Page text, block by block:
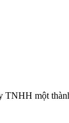
TNHH một